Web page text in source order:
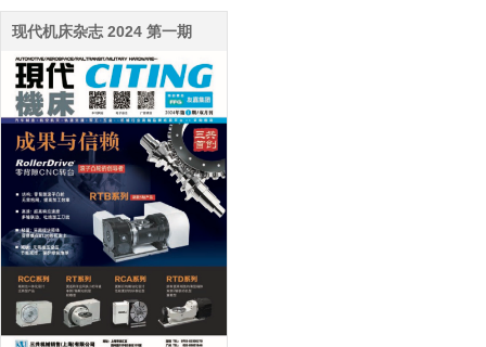
现代机床杂志 2024 第一期